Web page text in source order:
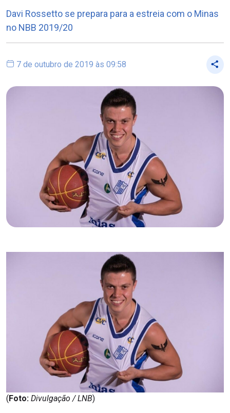
Davi Rossetto se prepara para a estreia com o Minas
no NBB 2019/20
7 de outubro de 2019 às 09:58
(Foto: Divulgação / LNB)